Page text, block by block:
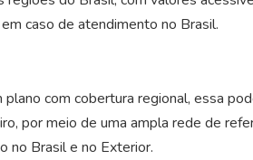
caso de atendimento no Brasil.
com cobertura regional, essa
por meio de uma ampla rede de
no Brasil e no Exterior.